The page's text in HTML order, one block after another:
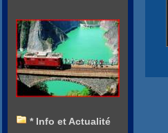
* Info et Actualité